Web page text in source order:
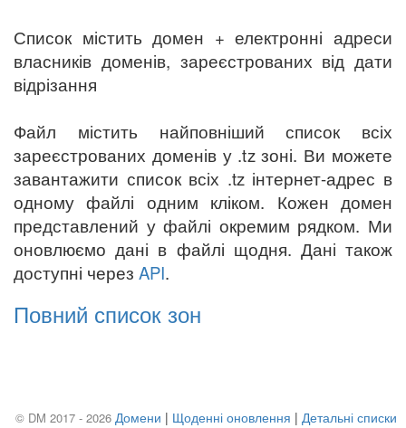
Список містить домен + електронні адреси
власників доменів, зареєстрованих від дати
відрізання
Файл містить найповніший список всіх
зареєстрованих доменів у .tz зоні. Ви можете
завантажити список всіх .tz інтернет-адрес в
одному файлі одним кліком. Кожен домен
представлений у файлі окремим рядком. Ми
оновлюємо дані в файлі щодня. Дані також
доступні через API.
Повний список зон
© DM 2017 - 2026 Домени | Щоденні оновлення | Детальні списки